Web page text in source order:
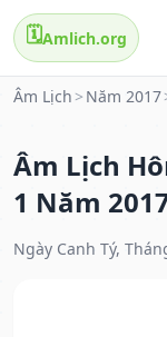
🗓️Amlich.org
Âm Lịch > Năm 2017
Âm Lịch
1 Năm
Ngày Canh Tý,